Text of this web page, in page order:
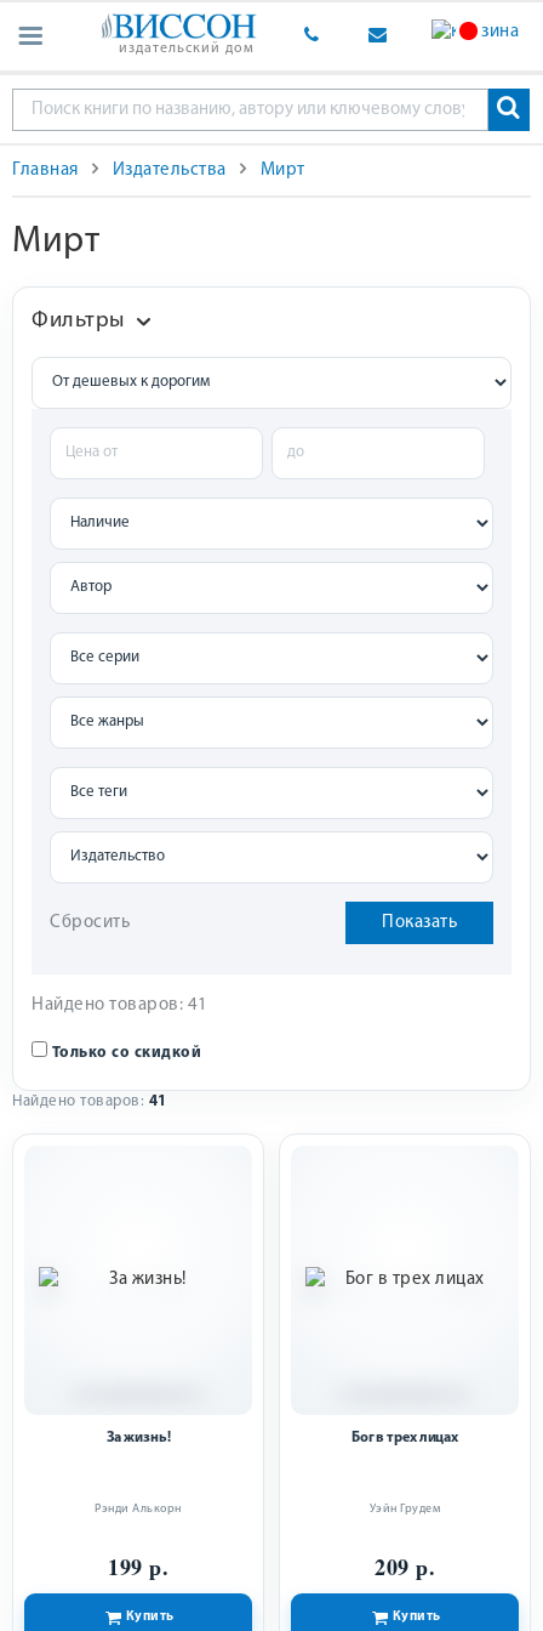
издательский дом
Главная Издательства Мирт
Мирт
Фильтры
Сбросить Показать
Найдено товаров: 41
Только со скидкой
Найдено товаров: 41
За жизнь!
Рэнди Алькорн
199 р.
Купить
Бог в трех лицах
Уэйн Грудем
209 р.
Купить